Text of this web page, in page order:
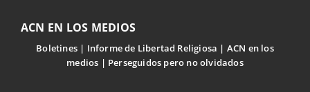
ACN EN LOS MEDIOS
Boletines Informe de Libertad Religiosa
ACN en los
medios
Perseguidos pero no olvidados